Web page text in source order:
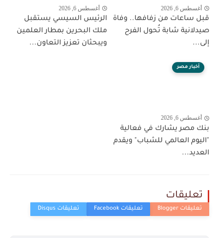
أغسطس 6, 2026
قبل ساعات من زفافها.. وفاة
صيدلانية شابة تُحول الفرح
إلى...
أغسطس 6, 2026
الرئيس السيسي يستقبل
ملك البحرين بمطار العلمين
ويبحثان تعزيز التعاون...
أخبار مصر
أغسطس 6, 2026
بنك مصر يشارك في فعالية
"اليوم العالمي للشباب" ويقدم
العديد...
تعليقات